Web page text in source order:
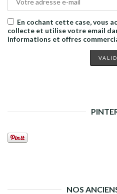
En cochant cette case, vous
collecte et utilise votre email
informations et offres
NOS